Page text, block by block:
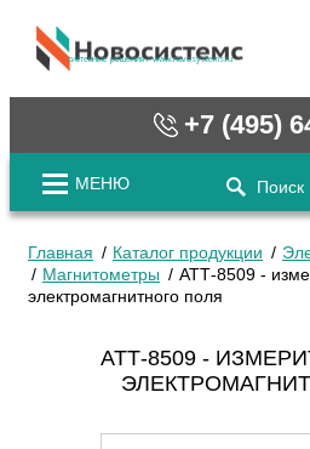
cистемные решения / www.novosystems.ru
+7 (495)
МЕНЮ Поиск
Главная Каталог продукции
Магнитометры
АТТ-8509 -
электромагнитного поля
АТТ-8509 -